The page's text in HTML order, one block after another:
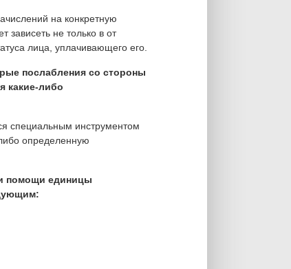
на конкретную
зависеть не только в от
лица, уплачивающего его.
послабления со стороны
какие-либо
специальным инструментом
определенную
помощи единицы